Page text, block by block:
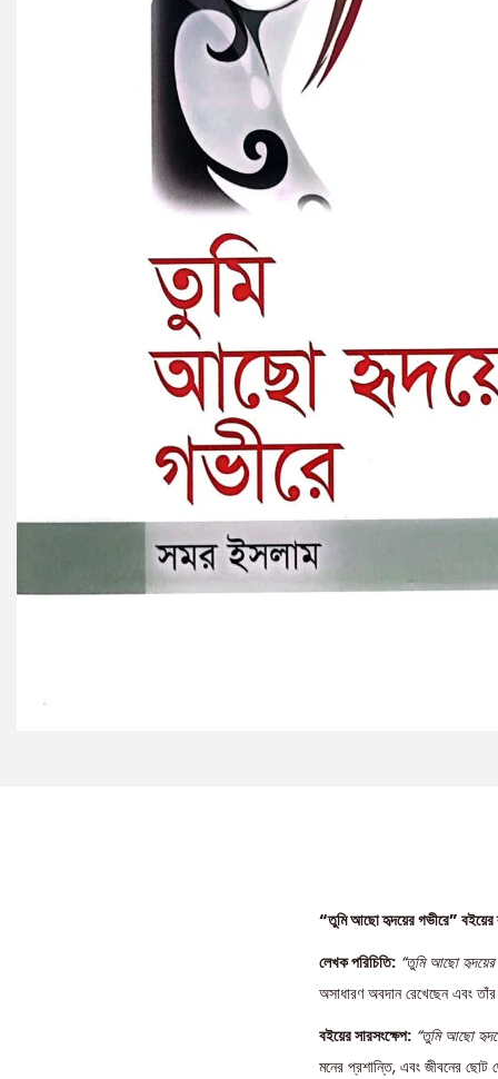
“তুমি আছো হৃদয়ের গভীরে” বইয়ের
লেখক পরিচিতি: “তুমি আছো হৃদয়ের
অসাধারণ অবদান রেখেছেন এবং
বইয়ের সারসংক্ষেপ: “তুমি আছো
মনের প্রশান্তি, এবং জীবনের ছোট